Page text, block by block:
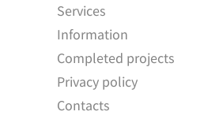
Services
Information
Completed projects
Privacy policy
Contacts